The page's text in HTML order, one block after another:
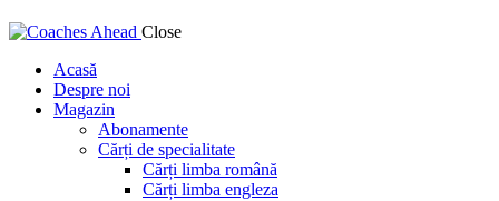
Close
Acasă
Despre noi
Magazin
Abonamente
Cărți de specialitate
Cărți limba română
Cărți limba engleza